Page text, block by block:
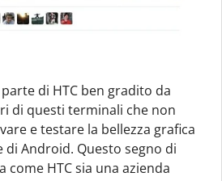
di HTC ben gradito da
di questi terminali che non
e testare la bellezza grafica
di Android. Questo segno di
HTC sia una azienda